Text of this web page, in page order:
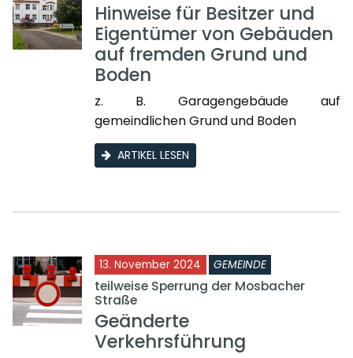
Hinweise für Besitzer und
Eigentümer von Gebäuden
auf fremden Grund und
Boden
z. B. Garagengebäude auf
gemeindlichen Grund und Boden
ARTIKEL LESEN
13. November 2024 GEMEINDE
teilweise Sperrung der Mosbacher
Straße
Geänderte
Verkehrsführung